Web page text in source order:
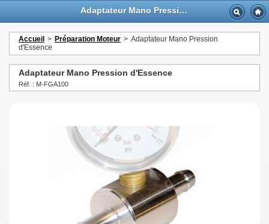
Adaptateur Mano Pression d'Essence - GTTurbo-online
Accueil > Préparation Moteur > Adaptateur Mano Pression
d'Essence
Adaptateur Mano Pression d'Essence
Réf. : M-FGA100